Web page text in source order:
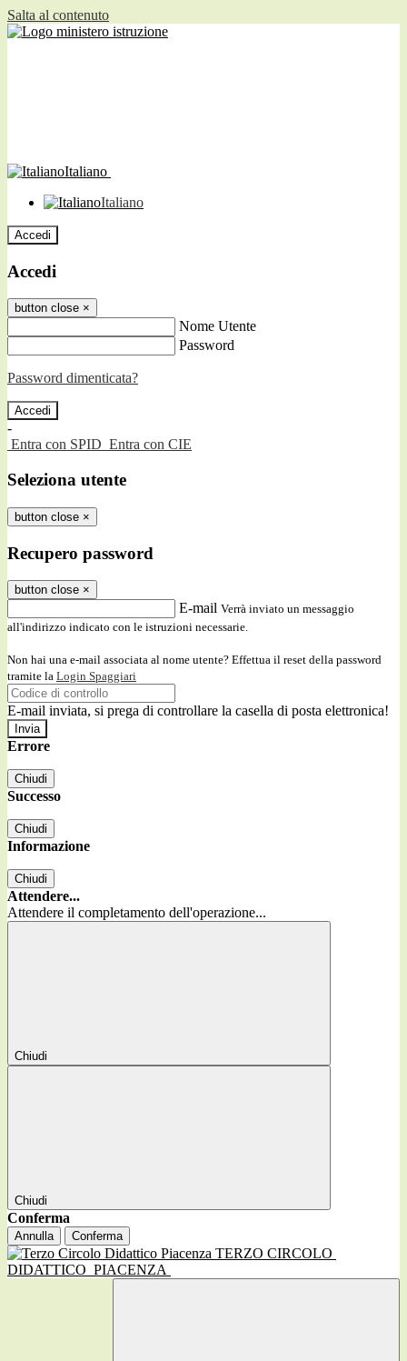
Salta al contenuto
Italiano
Italiano
Accedi
Accedi
button close ×
Nome Utente
Password
Password dimenticata?
-
Entra con SPID Entra con CIE
Seleziona utente
button close ×
Recupero password
button close ×
E-mail Verrà inviato un messaggio
all'indirizzo indicato con le istruzioni necessarie.
Non hai una e-mail associata al nome utente? Effettua il reset della password
tramite la Login Spaggiari
E-mail inviata, si prega di controllare la casella di posta elettronica!
Errore
Chiudi
Successo
Chiudi
Informazione
Chiudi
Attendere...
Attendere il completamento dell'operazione...
Chiudi
Chiudi
Conferma
Annulla Conferma
TERZO CIRCOLO
DIDATTICO PIACENZA